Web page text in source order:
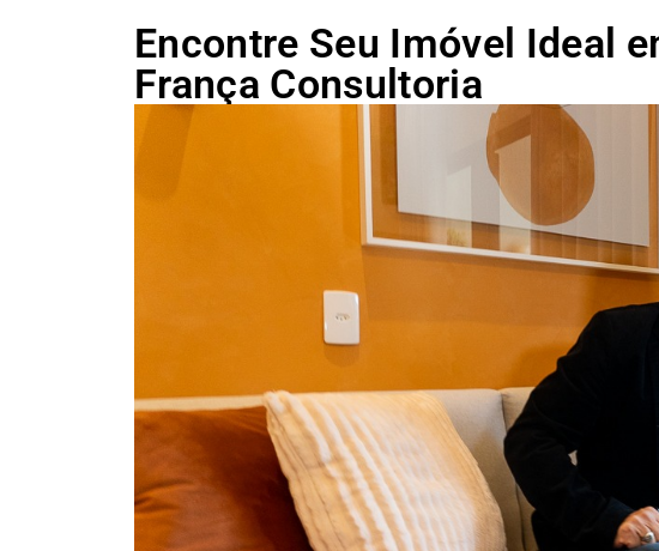
Encontre Seu Imóvel Ideal
França Consultoria